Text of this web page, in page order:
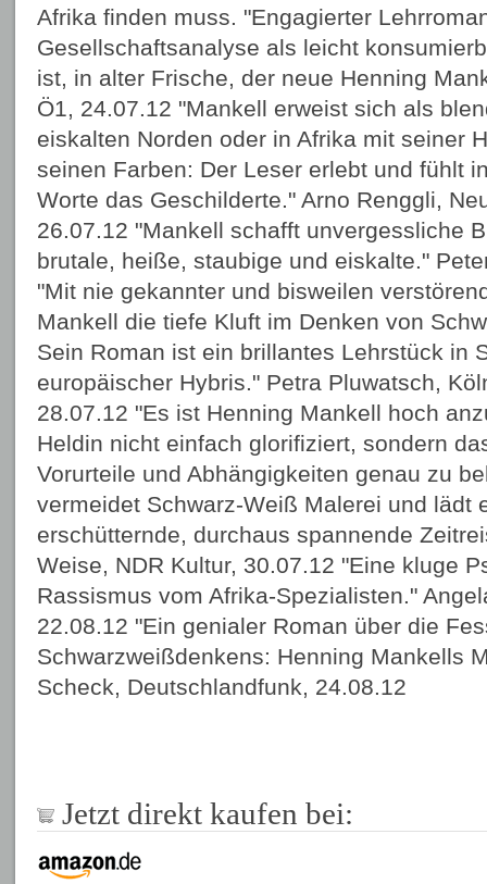
Afrika finden muss. "Engagierter
Gesellschaftsanalyse als leicht
ist, in alter Frische, der neue Henning
Ö1, 24.07.12 "Mankell erweist sich als
eiskalten Norden oder in Afrika mit seiner
seinen Farben: Der Leser erlebt und fühlt
Worte das Geschilderte." Arno Renggli,
26.07.12 "Mankell schafft unvergessliche
brutale, heiße, staubige und eiskalte."
"Mit nie gekannter und bisweilen
Mankell die tiefe Kluft im Denken von
Sein Roman ist ein brillantes Lehrstück in
europäischer Hybris." Petra Pluwatsch,
28.07.12 "Es ist Henning Mankell hoch
Heldin nicht einfach glorifiziert, sondern
Vorurteile und Abhängigkeiten genau zu
vermeidet Schwarz-Weiß Malerei und lädt
erschütternde, durchaus spannende
Weise, NDR Kultur, 30.07.12 "Eine kluge
Rassismus vom Afrika-Spezialisten."
22.08.12 "Ein genialer Roman über die
Schwarzweißdenkens: Henning Mankells
Scheck, Deutschlandfunk, 24.08.12
Jetzt direkt kaufen bei: